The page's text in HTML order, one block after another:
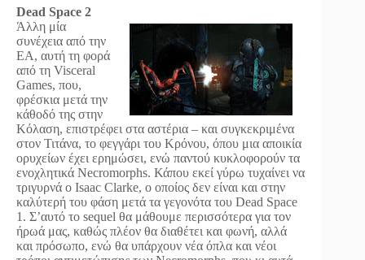
Dead Space 2
Άλλη μία
συνέχεια από την
EA, αυτή τη φορά
από τη Visceral
Games, που,
φρέσκια μετά την
κάθοδό της στην
Κόλαση, επιστρέφει στα αστέρια – και συγκεκριμένα
στον Τιτάνα, το φεγγάρι του Κρόνου, όπου μια αποικία
ορυχείων έχει ερημώσει, ενώ παντού κυκλοφορούν τα
ενοχλητικά Necromorphs. Κάπου εκεί γύρω τυχαίνει να
τριγυρνά ο Isaac Clarke, ο οποίος δεν είναι και στην
καλύτερή του φάση μετά τα γεγονότα του Dead Space
1. Σ’αυτό το sequel θα μάθουμε περισσότερα για τον
ήρωά μας, καθώς πλέον θα διαθέτει και φωνή, αλλά
και πρόσωπο, ενώ θα υπάρχουν νέα όπλα και νέοι